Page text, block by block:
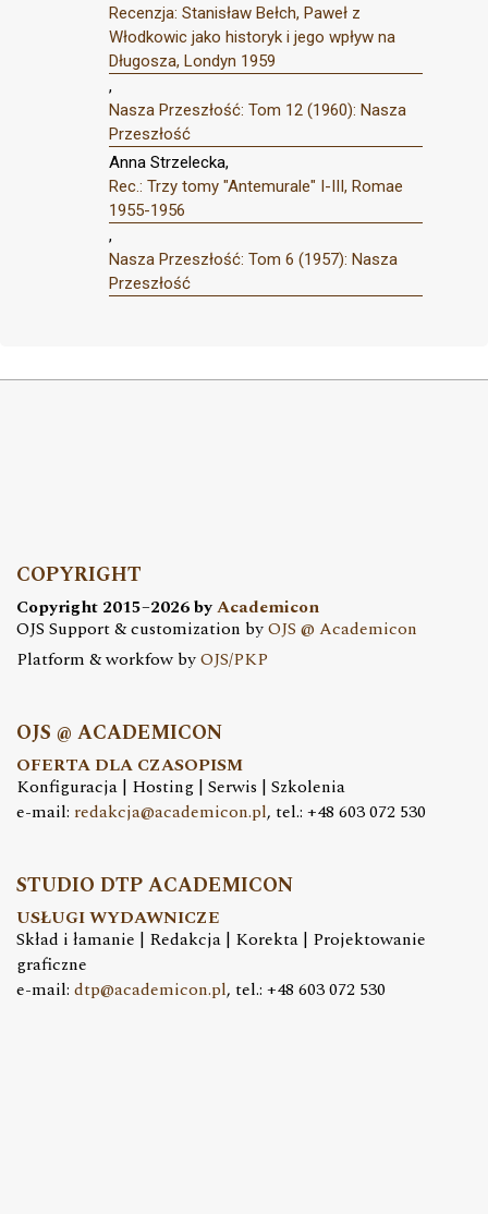
Recenzja: Stanisław Bełch, Paweł z
Włodkowic jako historyk i jego wpływ na
Długosza, Londyn 1959
,
Nasza Przeszłość: Tom 12 (1960): Nasza
Przeszłość
Anna Strzelecka,
Rec.: Trzy tomy "Antemurale" I-III, Romae
1955-1956
,
Nasza Przeszłość: Tom 6 (1957): Nasza
Przeszłość
COPYRIGHT
Copyright 2015–2026 byAcademicon
OJS Support & customization byOJS @ Academicon
Platform & workfow byOJS/PKP
OJS @ ACADEMICON
OFERTA DLA CZASOPISM
Konfiguracja | Hosting | Serwis | Szkolenia
e-mail: redakcja@academicon.pl, tel.: +48 603 072 530
STUDIO DTP ACADEMICON
USŁUGI WYDAWNICZE
Skład i łamanie | Redakcja | Korekta | Projektowanie
graficzne
e-mail: dtp@academicon.pl, tel.: +48 603 072 530